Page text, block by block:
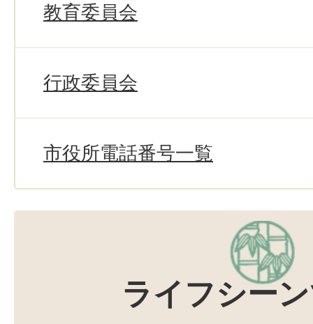
教育委員会
行政委員会
市役所電話番号一覧
ライフシー